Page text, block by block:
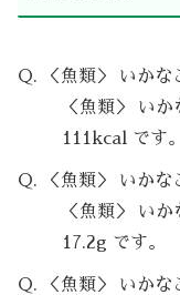
Q. ＜魚類＞ いかな
＜魚類＞ い
111kcal です。
Q. ＜魚類＞ いかな
＜魚類＞ い
17.2g です。
Q. ＜魚類＞ いかな